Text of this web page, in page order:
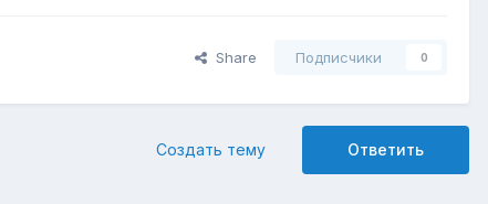
Share Подписчики 0
Ответить
Создать тему